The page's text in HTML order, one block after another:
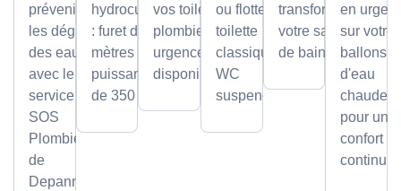
prévenir
les dégâts
des eaux
avec le
service
SOS
Plombier
de
Depanneo
hydrocurage
: furet de 100
mètres et
puissance
de 350 bars.
vos toilettes,
plombier en
urgence
disponible.
ou flotteur) sur
toilette
classique ou
WC
suspendu.
transformer
votre salle
de bain.
en
sur votre
ballons
d'eau
chaude,
pour un
confort
continu.